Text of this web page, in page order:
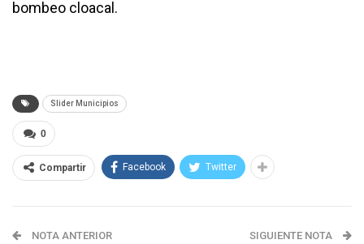
bombeo cloacal.
Slider Municipios
0
Compartir Facebook Twitter
NOTA ANTERIOR SIGUIENTE NOTA